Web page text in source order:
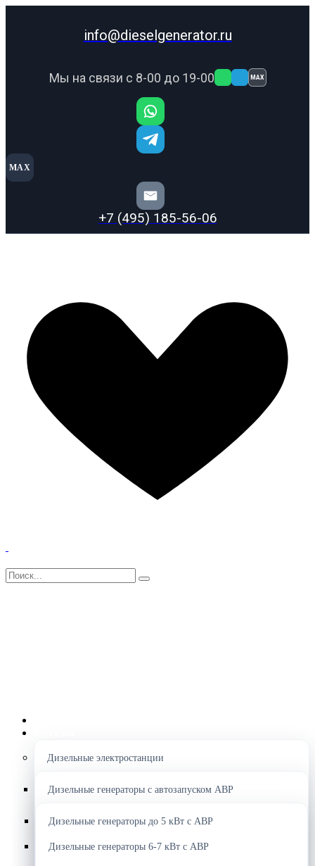
info@dieselgenerator.ru
Мы на связи с 8-00 до 19-00 MAX
MAX
+7 (495) 185-56-06
Дизельные электростанции
Дизельные генераторы с автозапуском АВР
Дизельные генераторы до 5 кВт с АВР
Дизельные генераторы 6-7 кВт с АВР